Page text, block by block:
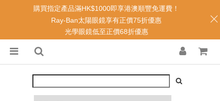
購買指定產品滿HK$1000即享港澳順豐免運費！
Ray-Ban太陽眼鏡享有正價75折優惠
光學眼鏡低至正價68折優惠